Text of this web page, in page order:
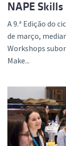
NAPE Skills
A 9.ª Edição do
de março,
Workshops
Make...